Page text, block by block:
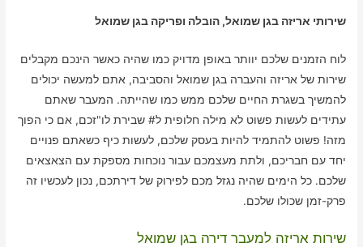
שירותי אריזה בגן שמואל, הובלה ופריקה בגן שמואל
לוח הזמנים שלכם יוותר באופן מדויק כמו שהיה כאשר הינכם מקבלים
שירות של אריזה והעברה בגן שמואל והסביבה, אתם למעשה יכולים
להמשיך בשגרת החיים שלכם ממש כמו שהייתה. המעבר שאתם
עתידים לעשות פשוט לא מילה חלופית ל# שבירת לו"זכם, אם כי הפוך
מזה! פשוט להתמיד להיות בעסק שלכם, לעשות כיף כשאתם פנויים
יחד עם חבריכם, ולתת מעצמכם עבור נוכחות מספקת עם הצאצאים
שלכם. כל הימים שהיה נגזל מכם לפירוק של דירתכם, נכון לעכשיו זה
פרק-זמן שכולו שלכם.
שירות אריזה למעבר דירה בגן שמואל